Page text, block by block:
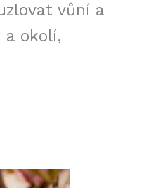
vůní a
a okolí,